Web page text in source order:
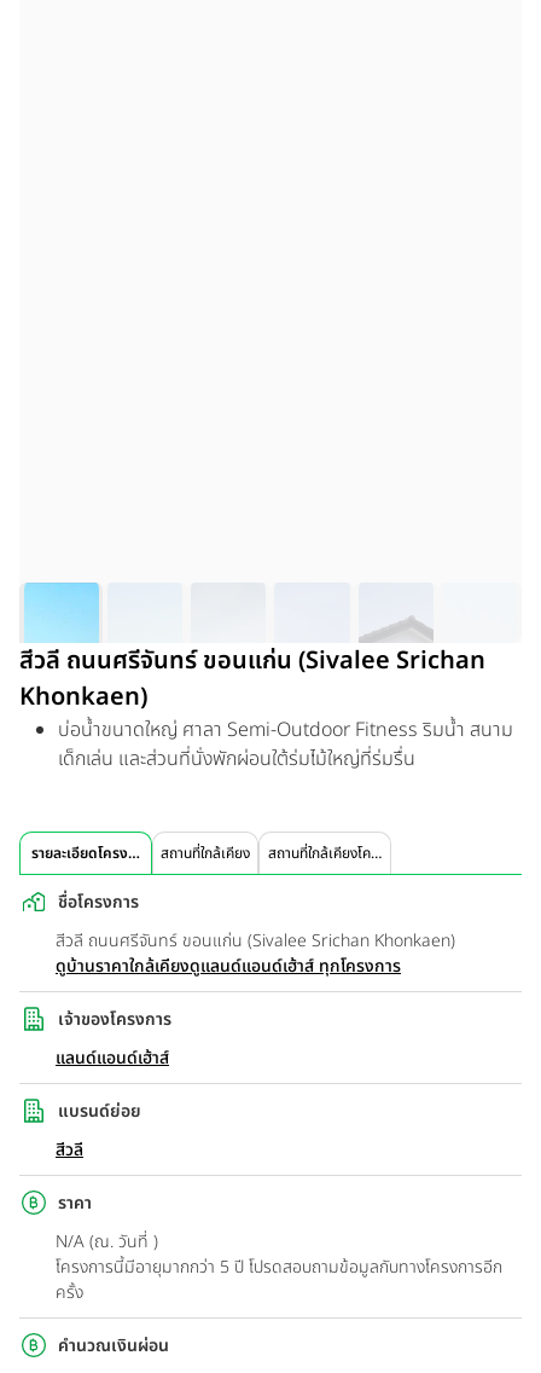
สีวลี ถนนศรีจันทร์ ขอนแก่น (Sivalee Srichan
Khonkaen)
บ่อน้ำขนาดใหญ่ ศาลา Semi-Outdoor Fitness ริมน้ำ สนาม
เด็กเล่น และส่วนที่นั่งพักผ่อนใต้ร่มไม้ใหญ่ที่ร่มรื่น
รายละเอียดโครงการ สถานที่ใกล้เคียง สถานที่ใกล้เคียงโครงการ
ชื่อโครงการ
สีวลี ถนนศรีจันทร์ ขอนแก่น (Sivalee Srichan Khonkaen)
ดูบ้านราคาใกล้เคียงดูแลนด์แอนด์เฮ้าส์ ทุกโครงการ
เจ้าของโครงการ
แลนด์แอนด์เฮ้าส์
แบรนด์ย่อย
สีวลี
ราคา
N/A (ณ. วันที่ )
โครงการนี้มีอายุมากกว่า 5 ปี โปรดสอบถามข้อมูลกับทางโครงการอีก
ครั้ง
คำนวณเงินผ่อน